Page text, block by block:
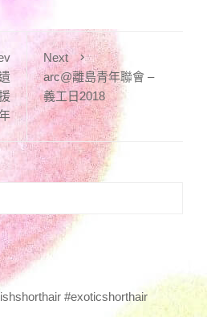
Next
arc@離島青年聯會 –
義工日2018
#exoticshorthair